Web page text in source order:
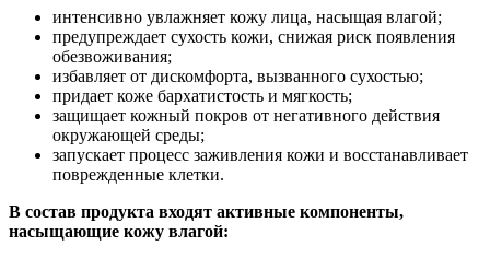
интенсивно увлажняет кожу лица, насыщая влагой;
предупреждает сухость кожи, снижая риск появления
обезвоживания;
избавляет от дискомфорта, вызванного сухостью;
придает коже бархатистость и мягкость;
защищает кожный покров от негативного действия
окружающей среды;
запускает процесс заживления кожи и восстанавливает
поврежденные клетки.
В состав продукта входят активные компоненты,
насыщающие кожу влагой: